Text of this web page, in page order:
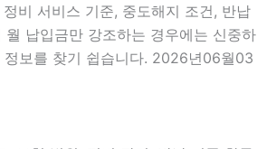
비 서비스 기준, 중도해지 조건, 반납
납입금만 강조하는 경우에는 신중하
보를 찾기 쉽습니다. 2026년06월03